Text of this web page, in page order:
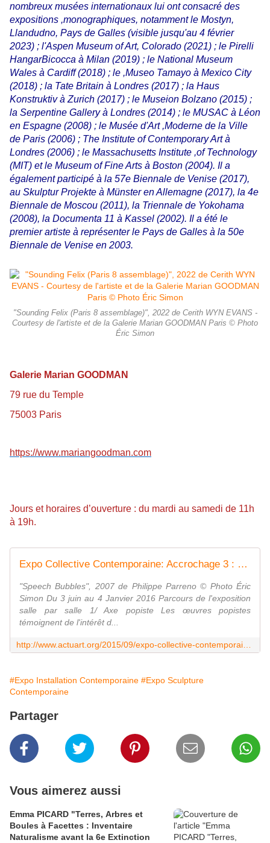
nombreux musées internationaux lui ont consacré des
expositions ,monographiques, notamment le Mostyn,
Llandudno, Pays de Galles (visible jusqu'au 4 février
2023) ; l'Aspen Museum of Art, Colorado (2021) ; le Pirelli
HangarBicocca à Milan (2019) ; le National Museum
Wales à Cardiff (2018) ; le ,Museo Tamayo à Mexico City
(2018) ; la Tate Britain à Londres (2017) ; la Haus
Konstruktiv à Zurich (2017) ; le Museion Bolzano (2015) ;
la Serpentine Gallery à Londres (2014) ; le MUSAC à Léon
en Espagne (2008) ; le Musée d'Art ,Moderne de la Ville
de Paris (2006) ; The Institute of Contemporary Art à
Londres (2006) ; le Massachusetts Institute ,of Technology
(MIT) et le Museum of Fine Arts à Boston (2004). Il a
également participé à la 57e Biennale de Venise (2017),
au Skulptur Projekte à Münster en Allemagne (2017), la 4e
Biennale de Moscou (2011), la Triennale de Yokohama
(2008), la Documenta 11 à Kassel (2002). Il a été le
premier artiste à représenter le Pays de Galles à la 50e
Biennale de Venise en 2003.
"Sounding Felix (Paris 8 assemblage)", 2022 de Cerith WYN EVANS -
Courtesy de l'artiste et de la Galerie Marian GOODMAN Paris © Photo
Éric Simon
Galerie Marian GOODMAN
79 rue du Temple
75003 Paris
https://www.mariangoodman.com
Jours et horaires d’ouverture : du mardi au samedi de 11h
à 19h.
Expo Collective Contemporaine: Accrochage 3 : Pop &amp; Musique/Son - ACTUART by Eric SIMON
"Speech Bubbles", 2007 de Philippe Parreno © Photo Éric
Simon Du 3 juin au 4 Janvier 2016 Parcours de l'exposition
salle par salle 1/ Axe popiste Les œuvres popistes
témoignent de l'intérêt d...
#Expo Installation Contemporaine #Expo Sculpture
Contemporaine
Partager
Vous aimerez aussi
Emma PICARD "Terres, Arbres et
Boules à Facettes : Inventaire
Naturalisme avant la 6e Extinction